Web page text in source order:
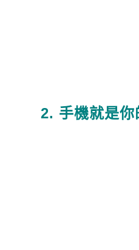
2. 手機就是你